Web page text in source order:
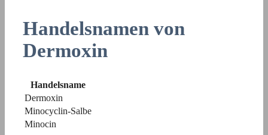
Handelsnamen von
Dermoxin
Handelsname
Dermoxin
Minocyclin-Salbe
Minocin